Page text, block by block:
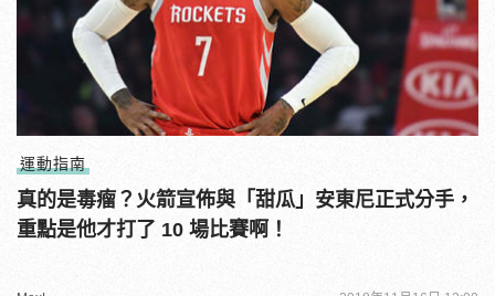
運動指南
真的是毒瘤？火箭宣佈與「甜瓜」安東尼正式分手，
重點是他才打了 10 場比賽啊！